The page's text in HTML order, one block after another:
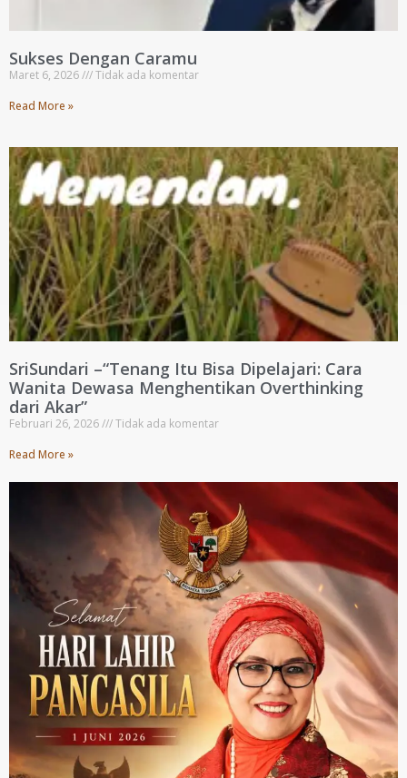
Sukses Dengan Caramu
Maret 6, 2026
Tidak ada komentar
Read More »
SriSundari –“Tenang Itu Bisa Dipelajari: Cara
Wanita Dewasa Menghentikan Overthinking
dari Akar”
Februari 26, 2026
Tidak ada komentar
Read More »